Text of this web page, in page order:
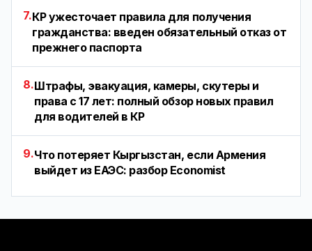
7.КР ужесточает правила для получения
гражданства: введен обязательный отказ от
прежнего паспорта
8.Штрафы, эвакуация, камеры, скутеры и
права с 17 лет: полный обзор новых правил
для водителей в КР
9.Что потеряет Кыргызстан, если Армения
выйдет из ЕАЭС: разбор Economist